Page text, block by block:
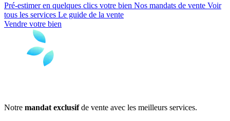
Pré-estimer en quelques clics votre bien Nos mandats de vente Voir
tous les services Le guide de la vente
Vendre votre bien
Notre mandat exclusifde vente avec les meilleurs services.